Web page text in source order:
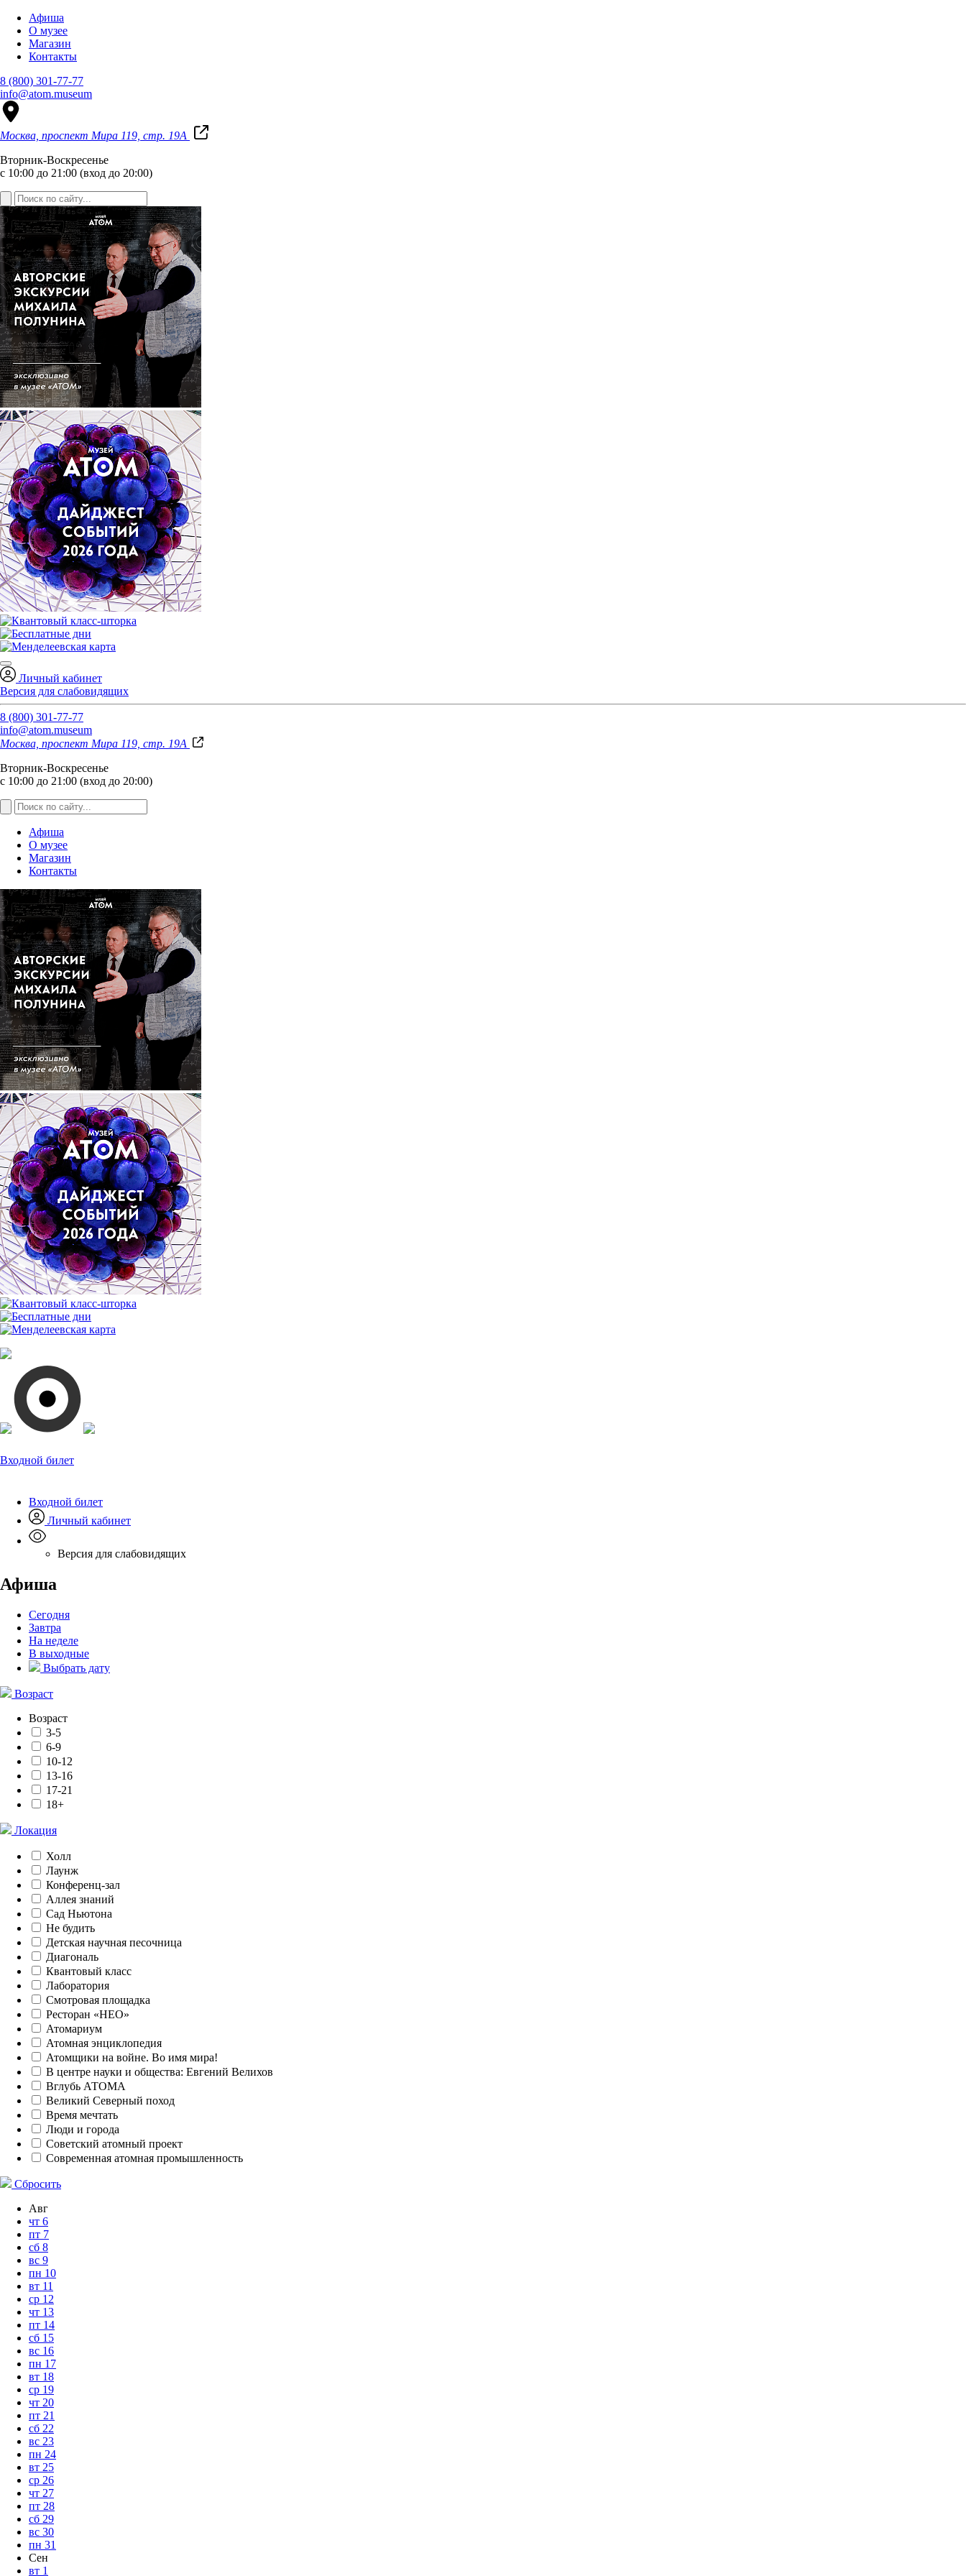
Афиша
О музее
Магазин
Контакты
8 (800) 301-77-77
info@atom.museum
Москва, проспект Мира 119, стр. 19А
Вторник-Воскресенье
с 10:00 до 21:00 (вход до 20:00)
Личный кабинет
Версия для слабовидящих
8 (800) 301-77-77
info@atom.museum
Москва, проспект Мира 119, стр. 19А
Вторник-Воскресенье
с 10:00 до 21:00 (вход до 20:00)
Афиша
О музее
Магазин
Контакты
Входной билет
Входной билет
Личный кабинет
Версия для слабовидящих
Афиша
Сегодня
Завтра
На неделе
В выходные
Выбрать дату
Возраст
Возраст
3-5
6-9
10-12
13-16
17-21
18+
Локация
Холл
Лаунж
Конференц-зал
Аллея знаний
Сад Ньютона
Не будить
Детская научная песочница
Диагональ
Квантовый класс
Лаборатория
Смотровая площадка
Ресторан «НЕО»
Атомариум
Атомная энциклопедия
Атомщики на войне. Во имя мира!
В центре науки и общества: Евгений Велихов
Вглубь АТОМА
Великий Северный поход
Время мечтать
Люди и города
Советский атомный проект
Современная атомная промышленность
Сбросить
Авг
чт 6
пт 7
сб 8
вс 9
пн 10
вт 11
ср 12
чт 13
пт 14
сб 15
вс 16
пн 17
вт 18
ср 19
чт 20
пт 21
сб 22
вс 23
пн 24
вт 25
ср 26
чт 27
пт 28
сб 29
вс 30
пн 31
Сен
вт 1